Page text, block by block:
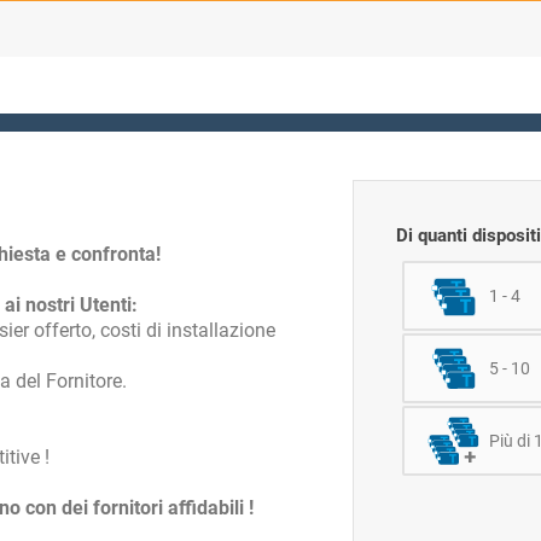
e confronta!
nostri Utenti:
offerto, costi di installazione
del Fornitore.
!
con dei fornitori affidabili !
Di quanti
1 - 4
5 - 10
Più di